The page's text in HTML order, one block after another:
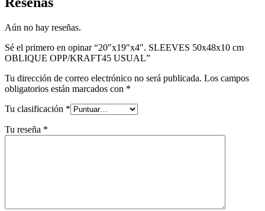
Aún no hay reseñas.
Sé el primero en opinar “20″x19″x4″. SLEEVES 50x48x10 cm
OBLIQUE OPP/KRAFT45 USUAL”
Tu dirección de correo electrónico no será publicada. Los campos
obligatorios están marcados con *
Tu clasificación *
Tu reseña *